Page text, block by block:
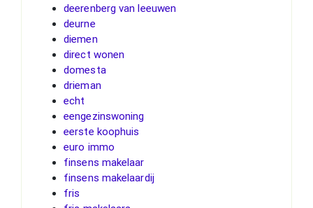
deerenberg van leeuwen
deurne
diemen
direct wonen
domesta
drieman
echt
eengezinswoning
eerste koophuis
euro immo
finsens makelaar
finsens makelaardij
fris